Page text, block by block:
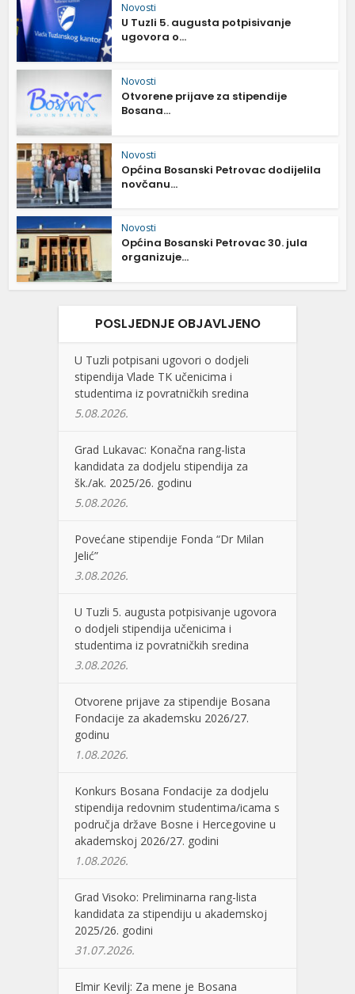
Novosti
U Tuzli 5. augusta potpisivanje
ugovora o...
Novosti
Otvorene prijave za stipendije
Bosana...
Novosti
Općina Bosanski Petrovac dodijelila
novčanu...
Novosti
Općina Bosanski Petrovac 30. jula
organizuje...
POSLJEDNJE OBJAVLJENO
U Tuzli potpisani ugovori o dodjeli
stipendija Vlade TK učenicima i
studentima iz povratničkih sredina
5.08.2026.
Grad Lukavac: Konačna rang-lista
kandidata za dodjelu stipendija za
šk./ak. 2025/26. godinu
5.08.2026.
Povećane stipendije Fonda “Dr Milan
Jelić”
3.08.2026.
U Tuzli 5. augusta potpisivanje ugovora
o dodjeli stipendija učenicima i
studentima iz povratničkih sredina
3.08.2026.
Otvorene prijave za stipendije Bosana
Fondacije za akademsku 2026/27.
godinu
1.08.2026.
Konkurs Bosana Fondacije za dodjelu
stipendija redovnim studentima/icama s
područja države Bosne i Hercegovine u
akademskoj 2026/27. godini
1.08.2026.
Grad Visoko: Preliminarna rang-lista
kandidata za stipendiju u akademskoj
2025/26. godini
31.07.2026.
Elmir Kevilj: Za mene je Bosana